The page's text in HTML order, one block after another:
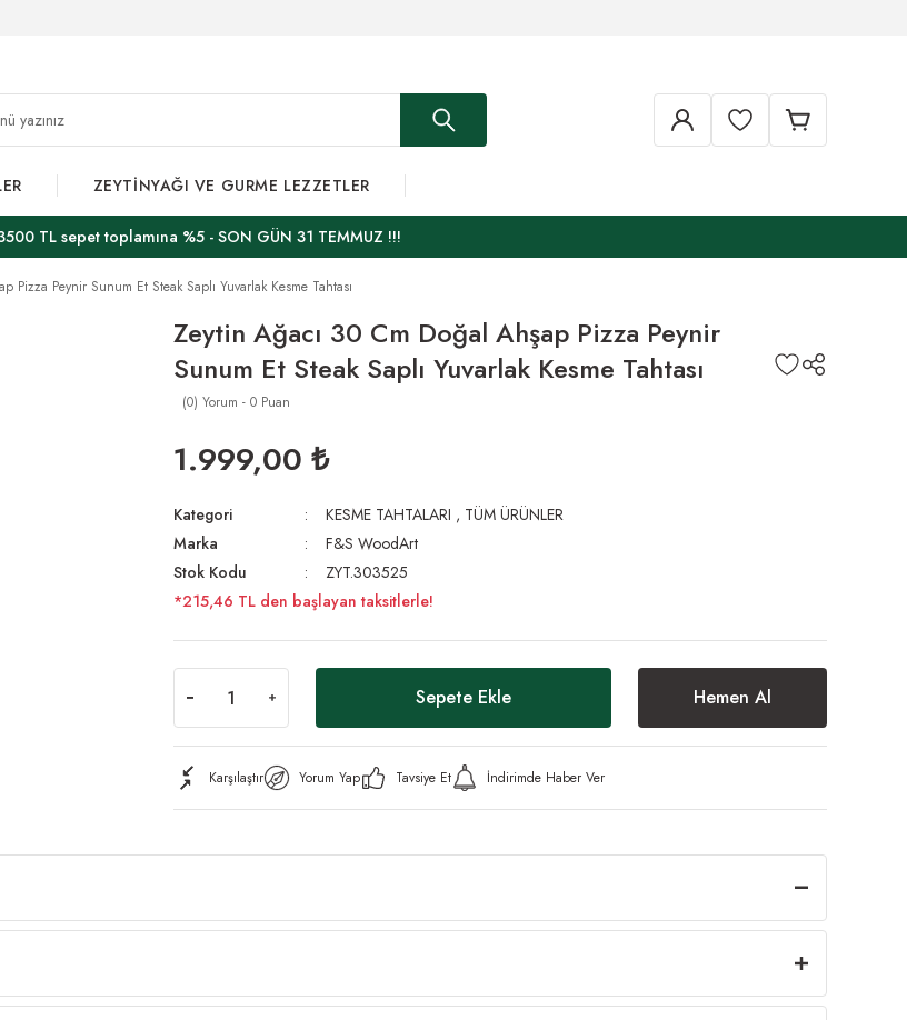
ZEYTİNYAĞI VE GURME LEZZETLER
TL sepet toplamına %5 - SON GÜN 31 TEMMUZ !!!
Pizza Peynir Sunum Et Steak Saplı Yuvarlak Kesme Tahtası
Zeytin Ağacı 30 Cm Doğal Ahşap Pizza Peynir
Sunum Et Steak Saplı Yuvarlak Kesme Tahtası
(0) Yorum - 0 Puan
1.999,00 ₺
Kategori KESME TAHTALARI , TÜM ÜRÜNLER
Marka
F&S WoodArt
Stok Kodu
ZYT.303525
*215,46 TL den başlayan taksitlerle!
Sepete Ekle Hemen Al
Karşılaştır Yorum Yap Tavsiye Et İndirimde Haber Ver